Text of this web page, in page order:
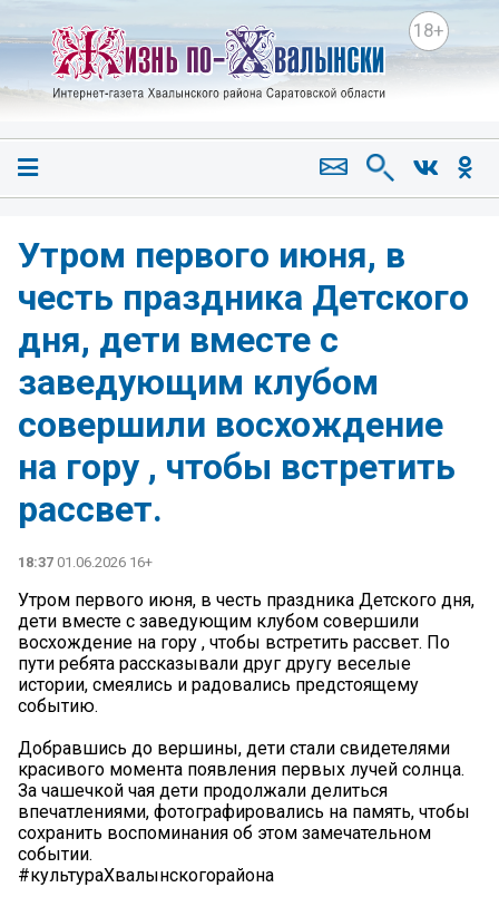
18+
Утром первого июня, в
честь праздника Детского
дня, дети вместе с
заведующим клубом
совершили восхождение
на гору , чтобы встретить
рассвет.
18:37 01.06.2026 16+
Утром первого июня, в честь праздника Детского дня,
дети вместе с заведующим клубом совершили
восхождение на гору , чтобы встретить рассвет. По
пути ребята рассказывали друг другу веселые
истории, смеялись и радовались предстоящему
событию.
Добравшись до вершины, дети стали свидетелями
красивого момента появления первых лучей солнца.
За чашечкой чая дети продолжали делиться
впечатлениями, фотографировались на память, чтобы
сохранить воспоминания об этом замечательном
событии.
#культураХвалынскогорайона